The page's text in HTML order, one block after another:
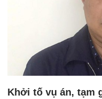
Khởi tố vụ án, tạm